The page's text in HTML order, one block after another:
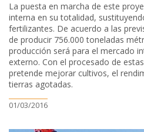
La puesta en marcha de este
interna en su totalidad,
fertilizantes. De acuerdo a las
de producir 756.000 toneladas
producción será para el mercado
externo. Con el procesado de
pretende mejorar cultivos, el
tierras agotadas.
01/03/2016